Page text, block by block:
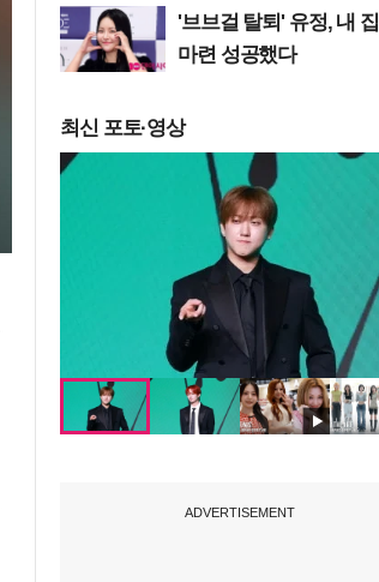
'브브걸 탈퇴' 유정, 내 집
마련 성공했다
최신 포토·영상
ADVERTISEMENT